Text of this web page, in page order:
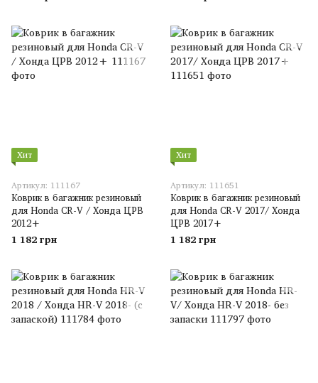
Хит
Артикул: 111167
Коврик в багажник резиновый
для Honda CR-V / Хонда ЦРВ
2012+
1 182 грн
Хит
Артикул: 111651
Коврик в багажник резиновый
для Honda CR-V 2017/ Хонда
ЦРВ 2017+
1 182 грн